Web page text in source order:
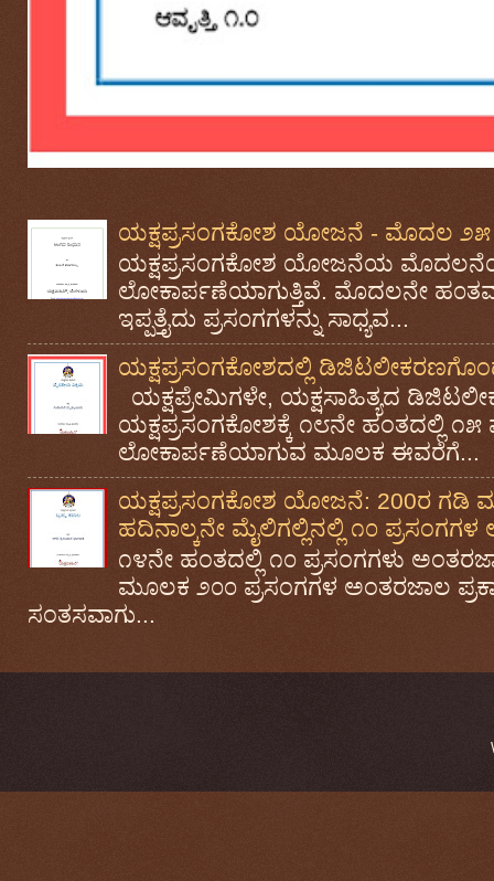
ಯಕ್ಷಪ್ರಸಂಗಕೋಶ ಯೋಜನೆ - ಮೊದಲ ೨೫
ಯಕ್ಷಪ್ರಸಂಗಕೋಶ ಯೋಜನೆಯ ಮೊದಲನೆಯ
ಲೋಕಾರ್ಪಣೆಯಾಗುತ್ತಿವೆ. ಮೊದಲನೇ
ಇಪ್ಪತ್ತೈದು ಪ್ರಸ೦ಗಗಳನ್ನು ಸಾಧ್ಯವ...
ಯಕ್ಷಪ್ರಸಂಗಕೋಶದಲ್ಲಿ
ಯಕ್ಷಪ್ರೇಮಿಗಳೇ, ಯಕ್ಷಸಾಹಿತ್ಯದ
ಯಕ್ಷಪ್ರಸಂಗಕೋಶಕ್ಕೆ ೧೮ನೇ ಹಂತದಲ್ಲಿ ೧೫
ಲೋಕಾರ್ಪಣೆಯಾಗುವ ಮೂಲಕ ಈವರೆಗೆ...
ಯಕ್ಷಪ್ರಸಂಗಕೋಶ ಯೋಜನೆ: 200ರ ಗಡಿ
ಹದಿನಾಲ್ಕನೇ ಮೈಲಿಗಲ್ಲಿನಲ್ಲಿ ೧೦
೧೪ನೇ ಹಂತದಲ್ಲಿ ೧೦ ಪ್ರಸಂಗಗಳು
ಮೂಲಕ ೨೦೦ ಪ್ರಸಂಗಗಳ ಅಂತರಜಾಲ
ಸಂತಸವಾಗು...